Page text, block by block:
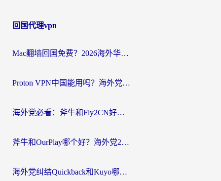
回国代理vpn
Mac翻墙回国免费？2026海外华人亲测：从CCTV5直播到国内APP，这样选加速器才靠谱
Proton VPN中国能用吗？海外党选回国加速器的避坑指南（附番茄加速器实测）
海外党必看：斧牛和Fly2CN好用吗？3招教你选对回国加速器（附免费试用攻略）
斧牛和OurPlay哪个好？海外党2026亲测：选对加速器，国内资源秒加载
海外党纠结Quickback和Kuyo哪个好？选对回国加速器才能无缝刷国内资源